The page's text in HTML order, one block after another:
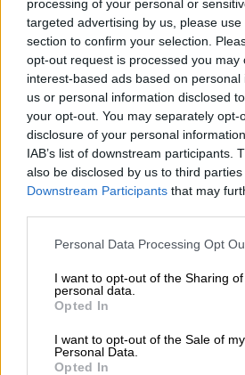
processing of your personal or
targeted advertising by us, please
section to confirm your selection.
opt-out request is processed you may
interest-based ads based on
us or personal information disclosed
your opt-out. You may separately opt-
disclosure of your personal
IAB’s list of downstream participants.
also be disclosed by us to third
Downstream Participants that may
Please note that this website/app
not limited to your visit or usage
grant or deny consent to Google and
use your data for below specified
consent section.
Personal Data Processing Opt
I want to opt-out of the Sharing
personal data.
Opted In
I want to opt-out of the Sale of my
Personal Data.
Opted In
από την εξέγερση του
Φωτογραφικά
εορτασμούς
Νωρίτερα, ομάδα ατόμων
στις πορείες, με καλυμμένα
χαρακτηριστικά του
δυνάμεων, οι οποίες
χημικώνκαικρότου λάμψης.